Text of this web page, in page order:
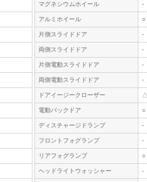
マグネシウムホイール -
アルミホイール ○
片側スライドドア -
両側スライドドア -
片側電動スライドドア -
両側電動スライドドア -
ドアイージークローザー
電動バックドア ○
ディスチャージドランプ -
フロントフォグランプ -
リアフォグランプ ○
ヘッドライトウォッシャー -